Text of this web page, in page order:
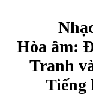
Hòa âm:
Tranh
Tiếng